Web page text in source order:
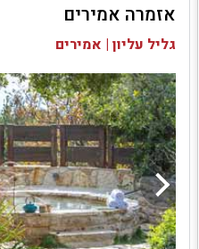
בדיקת זמינות ומחירים
אזמרה אמירים
גליל עליון | אמירים